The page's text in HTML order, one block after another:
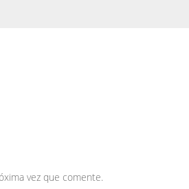
vez que comente.